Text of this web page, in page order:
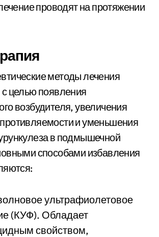
проводят на протяжении
методы лечения
целью появления
возбудителя, увеличения
и уменьшения
в подмышечной
способами избавления
ультрафиолетовое
(КУФ). Обладает
свойством,